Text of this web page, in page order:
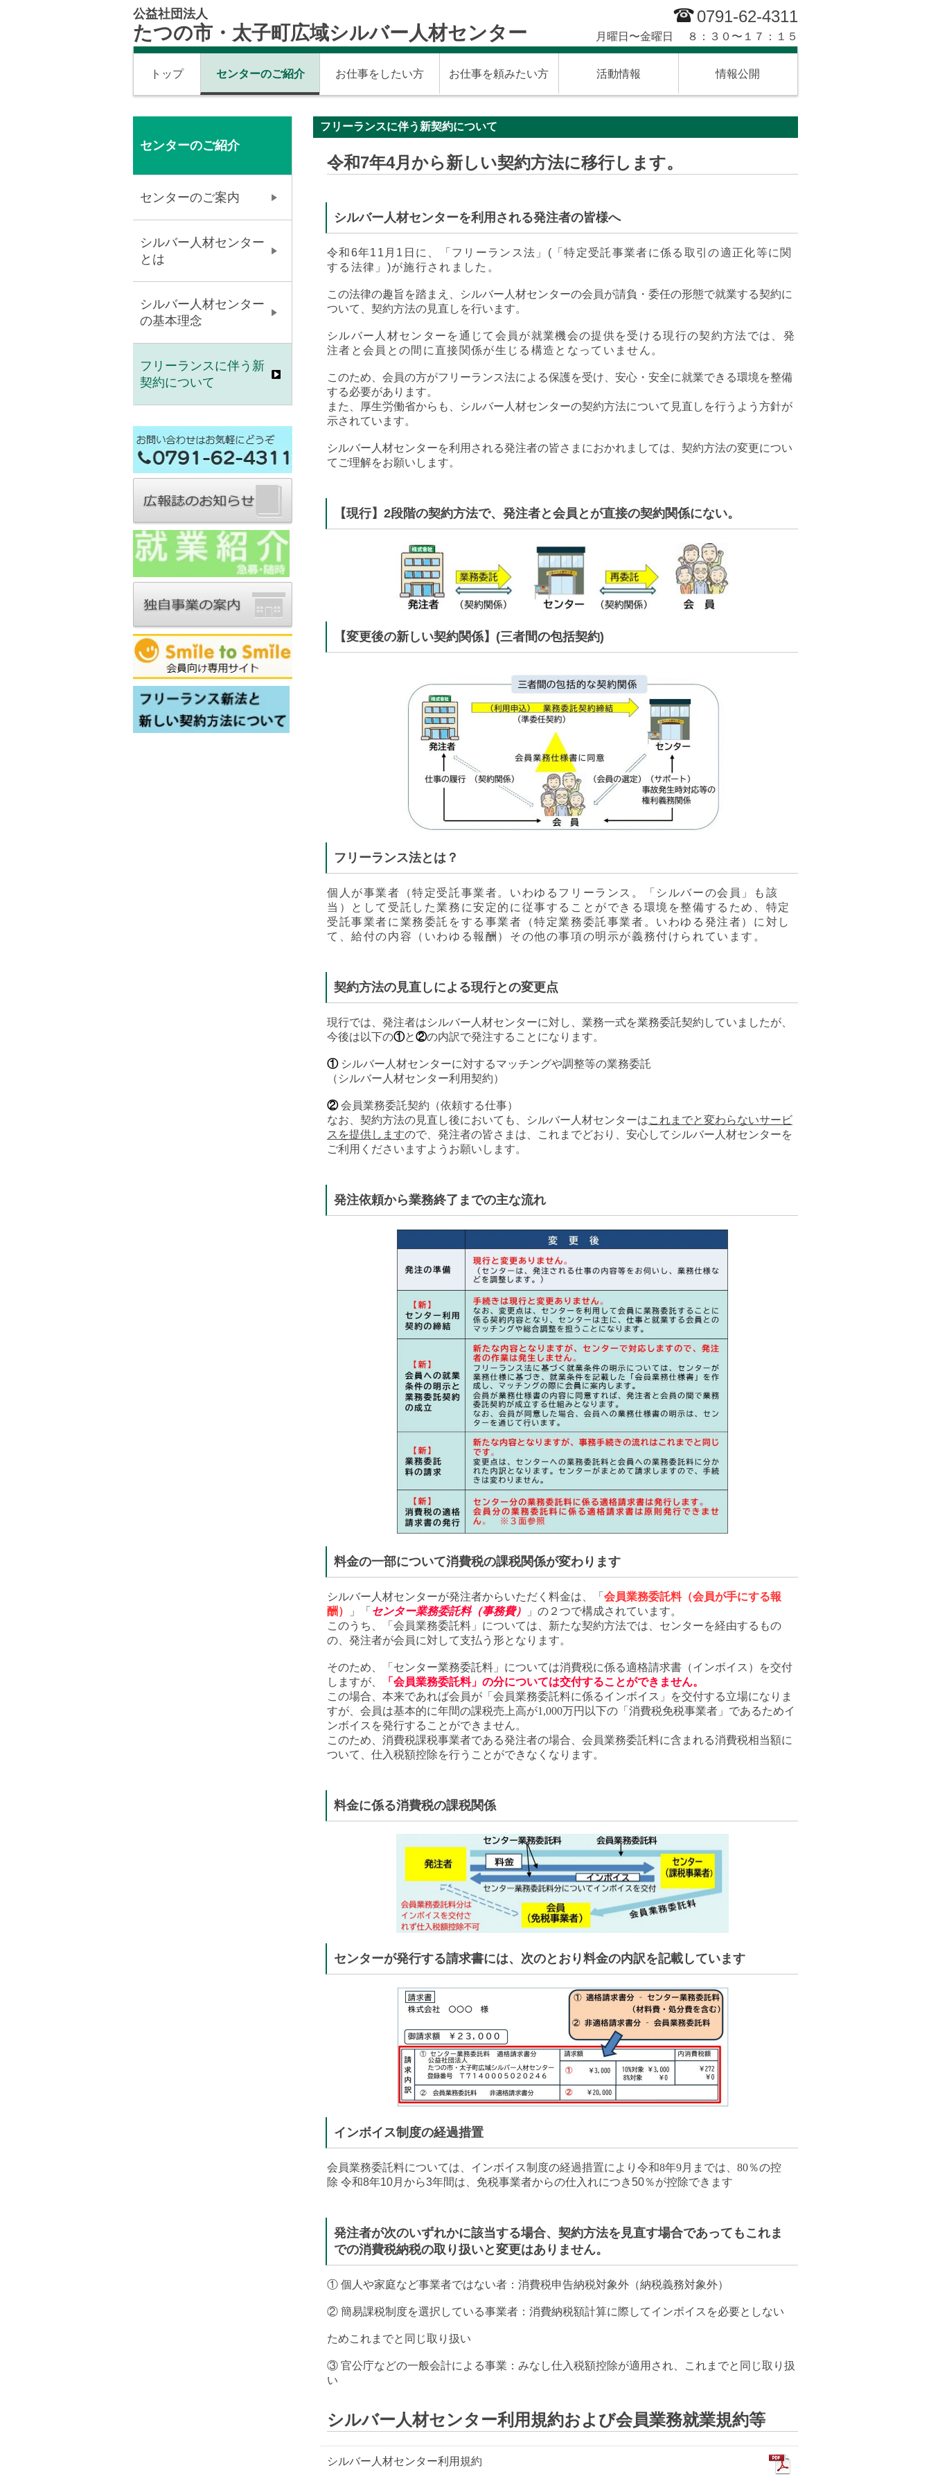
公益社団法人
たつの市・太子町広域シルバー人材センター
0791-62-4311
月曜日〜金曜日 ８：３０〜１７：１５
トップ センターのご紹介 お仕事をしたい方 お仕事を頼みたい方 活動情報 情報公開
フリーランスに伴う新契約について
令和7年4月から新しい契約方法に移行します。
シルバー人材センターを利用される発注者の皆様へ
令和6年11月1日に、「フリーランス法」(「特定受託事業者に係る取引の適正化等に関
する法律」)が施行されました。
この法律の趣旨を踏まえ、シルバー人材センターの会員が請負・委任の形態で就業する契約に
ついて、契約方法の見直しを行います。
シルバー人材センターを通じて会員が就業機会の提供を受ける現行の契約方法では、発
注者と会員との間に直接関係が生じる構造となっていません。
このため、会員の方がフリーランス法による保護を受け、安心・安全に就業できる環境を整備
する必要があります。
また、厚生労働省からも、シルバー人材センターの契約方法について見直しを行うよう方針が
示されています。
シルバー人材センターを利用される発注者の皆さまにおかれましては、契約方法の変更につい
てご理解をお願いします。
【現行】2段階の契約方法で、発注者と会員とが直接の契約関係にない。
【変更後の新しい契約関係】(三者間の包括契約)
フリーランス法とは？
個人が事業者（特定受託事業者。いわゆるフリーランス。「シルバーの会員」も該
当）として受託した業務に安定的に従事することができる環境を整備するため、特定
受託事業者に業務委託をする事業者（特定業務委託事業者。いわゆる発注者）に対し
て、給付の内容（いわゆる報酬）その他の事項の明示が義務付けられています。
契約方法の見直しによる現行との変更点
現行では、発注者はシルバー人材センターに対し、業務一式を業務委託契約していましたが、
今後は以下の①と②の内訳で発注することになります。
① シルバー人材センターに対するマッチングや調整等の業務委託
（シルバー人材センター利用契約）
② 会員業務委託契約（依頼する仕事）
なお、契約方法の見直し後においても、シルバー人材センターはこれまでと変わらないサービ
スを提供しますので、発注者の皆さまは、これまでどおり、安心してシルバー人材センターを
ご利用くださいますようお願いします。
発注依頼から業務終了までの主な流れ
料金の一部について消費税の課税関係が変わります
シルバー人材センターが発注者からいただく料金は、「 会員業務委託料（会員が手にする報
酬）
」「 センター業務委託料（事務費）
」の２つで構成されています。
このうち、「会員業務委託料」については、新たな契約方法では、センターを経由するもの
の、発注者が会員に対して支払う形となります。
そのため、「センター業務委託料」については消費税に係る適格請求書（インボイス）を交付
しますが、
「会員業務委託料」の分については交付することができません。
この場合、本来であれば会員が「会員業務委託料に係るインボイス」を交付する立場になりま
すが、会員は基本的に年間の課税売上高が1,000万円以下の「消費税免税事業者」であるためイ
ンボイスを発行することができません。
このため、消費税課税事業者である発注者の場合、会員業務委託料に含まれる消費税相当額に
ついて、仕入税額控除を行うことができなくなります。
料金に係る消費税の課税関係
センターが発行する請求書には、次のとおり料金の内訳を記載しています
インボイス制度の経過措置
会員業務委託料については、インボイス制度の経過措置により令和8年9月までは、80％の控
除 令和8年10月から3年間は、免税事業者からの仕入れにつき50％が控除できます
発注者が次のいずれかに該当する場合、契約方法を見直す場合であってもこれま
での消費税納税の取り扱いと変更はありません。
① 個人や家庭など事業者ではない者：消費税申告納税対象外（納税義務対象外）
② 簡易課税制度を選択している事業者：消費納税額計算に際してインボイスを必要としない
ためこれまでと同じ取り扱い
③ 官公庁などの一般会計による事業：みなし仕入税額控除が適用され、これまでと同じ取り扱
い
シルバー人材センター利用規約および会員業務就業規約等
シルバー人材センター利用規約
センターのご紹介
センターのご案内
シルバー人材センター
とは
シルバー人材センター
の基本理念
フリーランスに伴う新
契約について